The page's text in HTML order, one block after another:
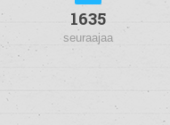
1635
seuraajaa